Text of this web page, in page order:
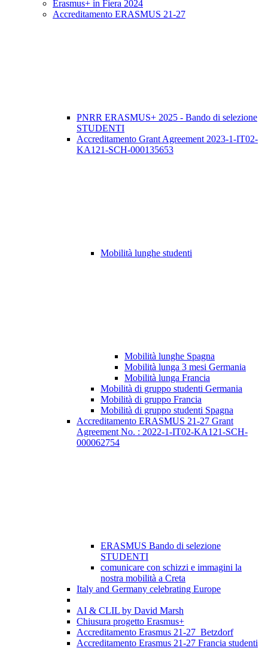
Erasmus+ in Fiera 2024
Accreditamento ERASMUS 21-27
PNRR ERASMUS+ 2025 - Bando di selezione
STUDENTI
Accreditamento Grant Agreement 2023-1-IT02-
KA121-SCH-000135653
Mobilità lunghe studenti
Mobilità lunghe Spagna
Mobilità lunga 3 mesi Germania
Mobilità lunga Francia
Mobilità di gruppo studenti Germania
Mobilità di gruppo Francia
Mobilità di gruppo studenti Spagna
Accreditamento ERASMUS 21-27 Grant
Agreement No. : 2022-1-IT02-KA121-SCH-
000062754
ERASMUS Bando di selezione
STUDENTI
comunicare con schizzi e immagini la
nostra mobilità a Creta
Italy and Germany celebrating Europe
AI & CLIL by David Marsh
Chiusura progetto Erasmus+
Accreditamento Erasmus 21-27 Betzdorf
Accreditamento Erasmus 21-27 Francia studenti